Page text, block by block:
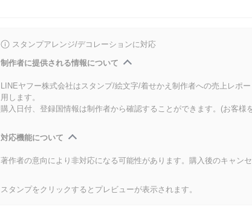
スタンプアレンジ/デコレーションに対応
制作者に提供される情報について
LINEヤフー株式会社はスタンプ/絵文字/着せかえ制作者への売上レポ
用します。
購入日付、登録国情報は制作者から確認することができます。(お客様
対応機能について
著作者の意向により非対応になる可能性があります。購入後のキャンセ
スタンプをクリックするとプレビューが表示されます。